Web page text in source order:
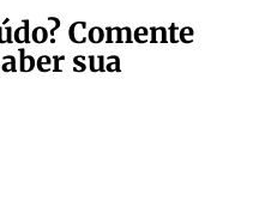
Comente
sua